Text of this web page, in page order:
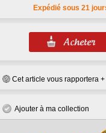
Expédié sous 21
Cet article vous rapportera +
Ajouter à ma collection